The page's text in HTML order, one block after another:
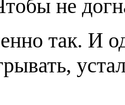
не
так. И